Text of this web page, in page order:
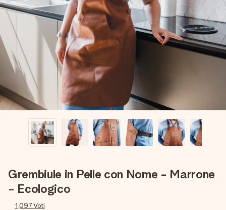
Biglietto d'auguri gratuito
Realizza qualcosa di unico in pochi passi – con il suo nome,
una tua foto o un messaggio che tocchi il cuore. Nessuna
complicazione, solo tanto amore per il momento perfetto.
Grembiule in Pelle con Nome - Marrone
- Ecologico
1,097Voti